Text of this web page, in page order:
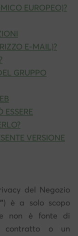
EUROPEO)?
E-MAIL)?
GRUPPO
ESSERE
VERSIONE
del Negozio
) è a solo scopo
non è fonte di
o un